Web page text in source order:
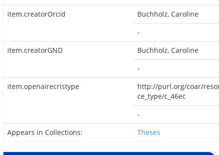
item.creatorOrcid
Buchholz, Caroline
-
item.creatorGND
Buchholz, Caroline
-
item.openairecristype
http://purl.org/coar/
ce_type/c_46ec
-
Appears in Collections:
Theses